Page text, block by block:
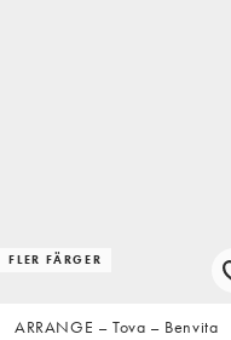
FLER FÄRGER
ARRANGE – Tova – Benvita